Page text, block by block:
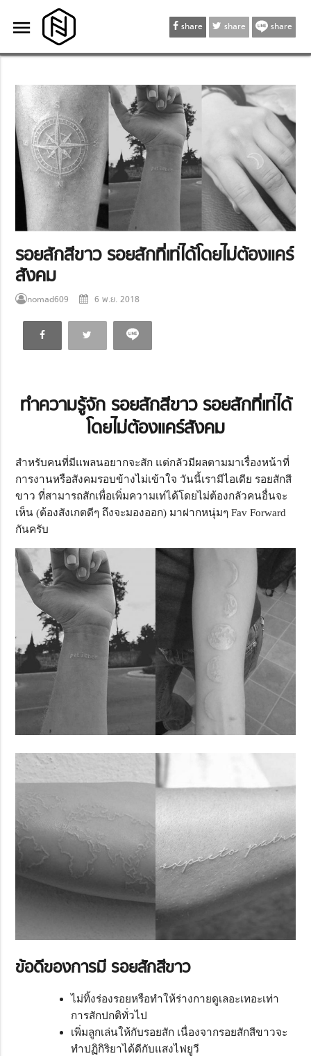
menu
menu share share share
รอยสักสีขาว รอยสักที่เท่ได้โดยไม่ต้องแคร์
สังคม
nomad609 6 พ.ย. 2018
ทำความรู้จัก รอยสักสีขาว รอยสักที่เท่ได้
โดยไม่ต้องแคร์สังคม
สำหรับคนที่มีแพลนอยากจะสัก แต่กลัวมีผลตามมาเรื่องหน้าที่
การงานหรือสังคมรอบข้างไม่เข้าใจ วันนี้เรามีไอเดีย รอยสักสี
ขาว ที่สามารถสักเพื่อเพิ่มความเท่ได้โดยไม่ต้องกลัวคนอื่นจะ
เห็น (ต้องสังเกตดีๆ ถึงจะมองออก) มาฝากหนุ่มๆ Fav Forward
กันครับ
ข้อดีของการมี รอยสักสีขาว
ไม่ทิ้งร่องรอยหรือทำให้ร่างกายดูเลอะเทอะเท่า
การสักปกติทั่วไป
เพิ่มลูกเล่นให้กับรอยสัก เนื่องจากรอยสักสีขาวจะ
ทำปฏิกิริยาได้ดีกับแสงไฟยูวี